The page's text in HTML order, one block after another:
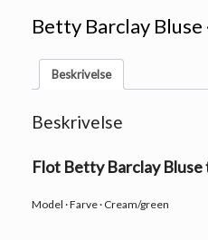
Betty Barclay Bluse
Beskrivelse
Beskrivelse
Flot Betty Barclay Bluse
Model · Farve · Cream/green